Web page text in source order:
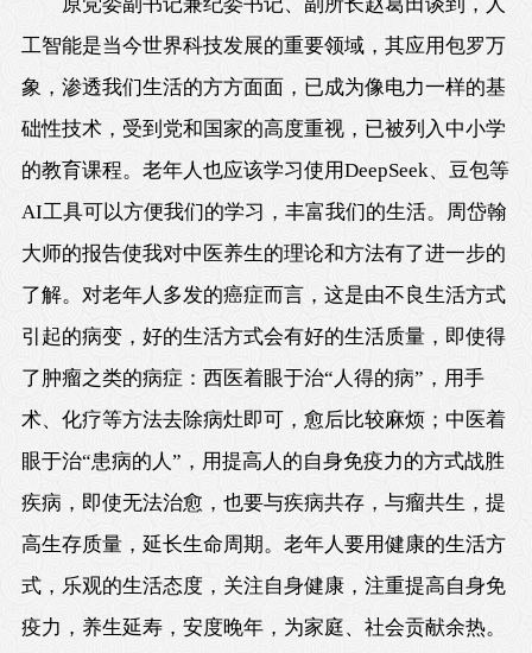
工智能是当今世界科技发展的重要领域，其应用包罗万
象，渗透我们生活的方方面面，已成为像电力一样的基
础性技术，受到党和国家的高度重视，已被列入中小学
的教育课程。老年人也应该学习使用DeepSeek、豆包等
AI工具可以方便我们的学习，丰富我们的生活。周岱翰
大师的报告使我对中医养生的理论和方法有了进一步的
了解。对老年人多发的癌症而言，这是由不良生活方式
引起的病变，好的生活方式会有好的生活质量，即使得
了肿瘤之类的病症：西医着眼于治“人得的病”，用手
术、化疗等方法去除病灶即可，愈后比较麻烦；中医着
眼于治“患病的人”，用提高人的自身免疫力的方式战胜
疾病，即使无法治愈，也要与疾病共存，与瘤共生，提
高生存质量，延长生命周期。老年人要用健康的生活方
式，乐观的生活态度，关注自身健康，注重提高自身免
疫力，养生延寿，安度晚年，为家庭、社会贡献余热。